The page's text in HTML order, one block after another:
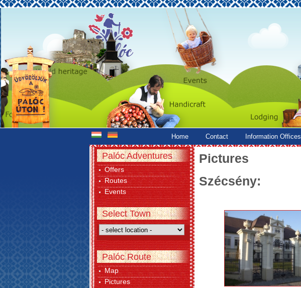
Home Contact Information Offices
Palóc Adventures
Offers
Routes
Events
Select Town
Palóc Route
Map
Pictures
Pictures
Szécsény: